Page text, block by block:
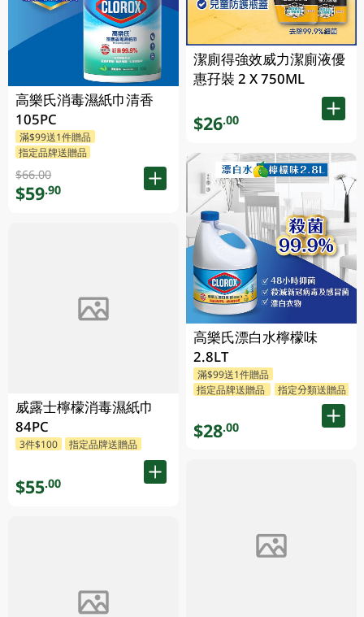
高樂氏消毒濕紙巾清香
105PC
滿$99送1件贈品
指定品牌送贈品
$66.00
$59.90
威露士檸檬消毒濕紙巾
84PC
3件$100 指定品牌送贈品
$55.00
潔廁得強效威力潔廁液優
惠孖裝 2 X 750ML
$26.00
高樂氏漂白水檸檬味
2.8LT
滿$99送1件贈品
指定品牌送贈品
指定分類送贈品
$28.00